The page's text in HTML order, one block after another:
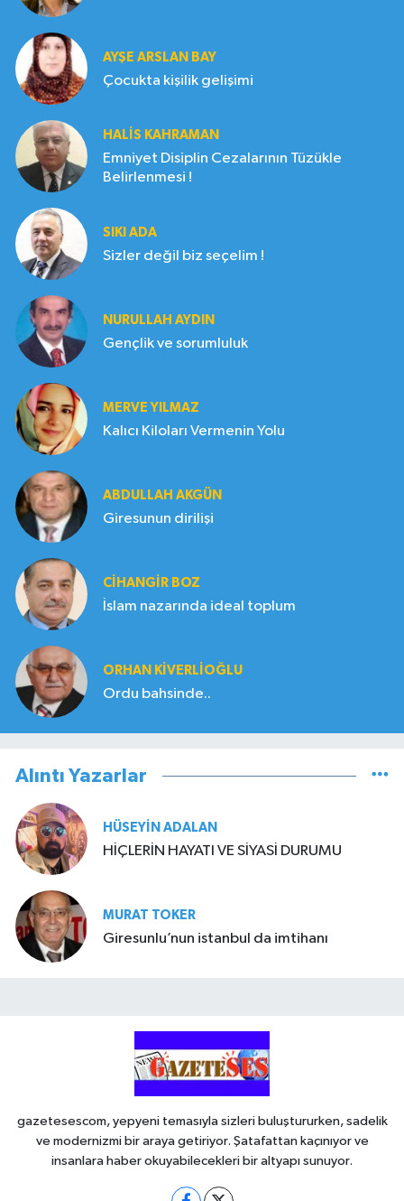
AYŞE ARSLAN BAY
Çocukta kişilik gelişimi
HALIS KAHRAMAN
Emniyet Disiplin Cezalarının Tüzükle
Belirlenmesi !
SIKI ADA
Sizler değil biz seçelim !
NURULLAH AYDIN
Gençlik ve sorumluluk
MERVE YILMAZ
Kalıcı Kiloları Vermenin Yolu
ABDULLAH AKGÜN
Giresunun dirilişi
CIHANGIR BOZ
İslam nazarında ideal toplum
ORHAN KIVERLIOĞLU
Ordu bahsinde..
Alıntı Yazarlar
HÜSEYIN ADALAN
HİÇLERİN HAYATI VE SİYASİ DURUMU
MURAT TOKER
Giresunlu’nun istanbul da imtihanı
gazetesescom, yepyeni temasıyla sizleri buluştururken, sadelik
ve modernizmi bir araya getiriyor. Şatafattan kaçınıyor ve
insanlara haber okuyabilecekleri bir altyapı sunuyor.